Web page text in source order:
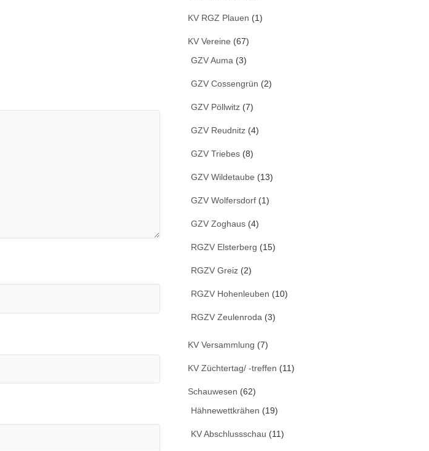
KV RGZ Plauen (1)
KV Vereine (67)
GZV Auma (3)
GZV Cossengrün (2)
GZV Pöllwitz (7)
GZV Reudnitz (4)
GZV Triebes (8)
GZV Wildetaube (13)
GZV Wolfersdorf (1)
GZV Zoghaus (4)
RGZV Elsterberg (15)
RGZV Greiz (2)
RGZV Hohenleuben (10)
RGZV Zeulenroda (3)
KV Versammlung (7)
KV Züchtertag/ -treffen (11)
Schauwesen (62)
Hähnewettkrähen (19)
KV Abschlussschau (11)